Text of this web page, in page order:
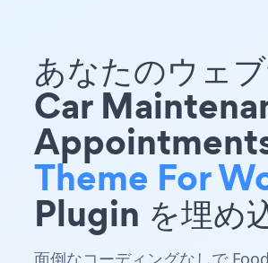
あなたのウェ
Car
Theme For
Plugin を埋め
面倒なコーディングなしで